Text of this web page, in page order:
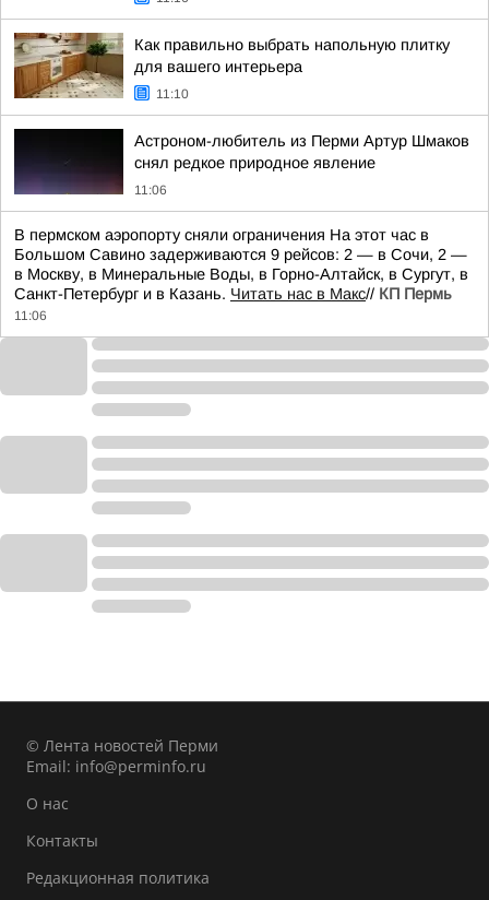
Как правильно выбрать напольную плитку
для вашего интерьера
11:10
Астроном-любитель из Перми Артур Шмаков
снял редкое природное явление
11:06
В пермском аэропорту сняли ограничения На этот час в
Большом Савино задерживаются 9 рейсов: 2 — в Сочи, 2 —
в Москву, в Минеральные Воды, в Горно-Алтайск, в Сургут, в
Санкт-Петербург и в Казань. Читать нас в Макс// КП Пермь
11:06
© Лента новостей Перми
Email: info@perminfo.ru
О нас
Контакты
Редакционная политика